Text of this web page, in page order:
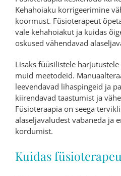
Kehahoiaku korrigeerimine
koormust. Füsioterapeut
vale kehahoiakut ja kuidas
oskused vähendavad
Lisaks füüsilistele
muid meetodeid.
leevendavad lihaspingeid ja
kiirendavad taastumist ja
Füsioteraapia on seega
alaseljavaludest vabaneda ja
kordumist.
Kuidas